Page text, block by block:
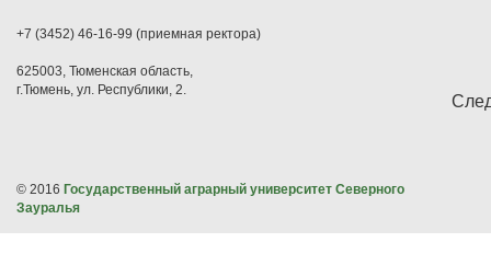
+7 (3452) 46-16-99 (приемная ректора)
625003, Тюменская область,
г.Тюмень, ул. Республики, 2.
© 2016 Государственный аграрный университет Северного
Зауралья